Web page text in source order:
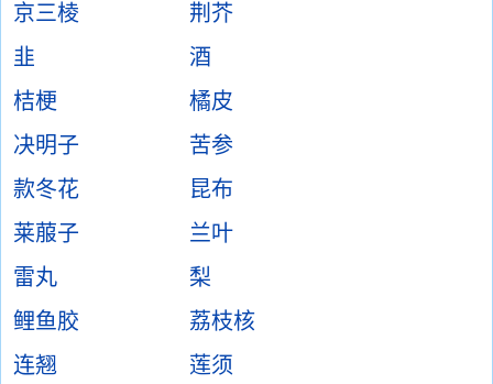
京三棱
荆芥
韭
酒
桔梗
橘皮
决明子
苦参
款冬花
昆布
莱菔子
兰叶
雷丸
梨
鲤鱼胶
荔枝核
连翘
莲须